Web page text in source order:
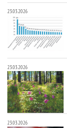
23.03.2026
23.03.2026
23.03.2026